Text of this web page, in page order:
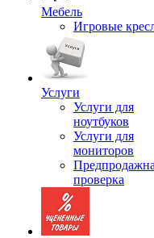
Мебель
Игровые
Услуги
Услуги для
ноутбуков
Услуги для
мониторов
проверка